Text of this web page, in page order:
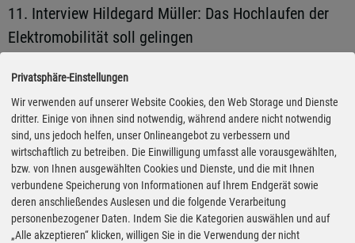
11. Interview Hildegard Müller: Das Hochlaufen der
Elektromobilität soll gelingen
geht es wirklich
13. Interview Thomas Kuwatsch: „Wir treffen den
Nerv der Zeit“
14. Interview: Der Volkswagen T7 kommt
ausschließlich als Edel-Multivan
15. Interview Christian Andersen: „Ora ist ein
Begleiter, der mitdenkt“
Privatsphäre-Einstellungen
Wir verwenden auf unserer Website Cookies, den Web Storage und Dienste
dritter. Einige von ihnen sind notwendig, während andere nicht notwendig
sind, uns jedoch helfen, unser Onlineangebot zu verbessern und
wirtschaftlich zu betreiben. Die Einwilligung umfasst alle vorausgewählten,
bzw. von Ihnen ausgewählten Cookies und Dienste, und die mit Ihnen
verbundene Speicherung von Informationen auf Ihrem Endgerät sowie
deren anschließendes Auslesen und die folgende Verarbeitung
personenbezogener Daten. Indem Sie die Kategorien auswählen und auf
„Alle akzeptieren“ klicken, willigen Sie in die Verwendung der nicht